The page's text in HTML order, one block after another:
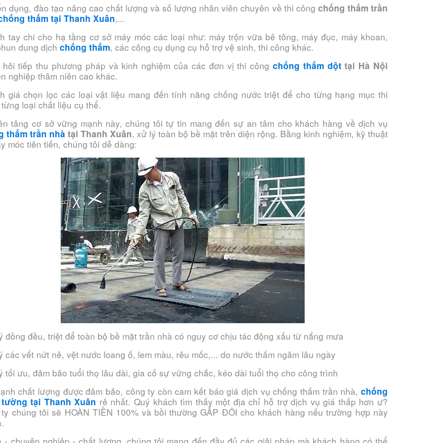
dụng, đào tạo nâng cao chất lượng và số lượng nhân viên chuyên về thi công chống thấm trần
thấm tại Thanh Xuân,...
tay chi cho hạ tầng cơ sở máy móc các loại như: máy trộn vữa bê tông, máy đục, máy khoan,
dung dịch chống thấm, các công cụ dụng cụ hỗ trợ vệ sinh, thi công khác.
tiếp thu phương pháp và kinh nghiệm của các đơn vị thi công chống thấm dộttại Hà Nội
nghiệp thâm niên cao khác.
giá chọn lọc các loại vật liệu mang đến tính năng chống nước triệt để cho từng hạng mục thi
loại chất liệu cụ thể.
tảng cơ sở vững mạnh này, chúng tôi tự tin mang đến sự an tâm cho khách hàng về dịch vụ
thấm trần nhà tại Thanh Xuân, xử lý toàn bộ bề mặt trên diện rộng. Bằng kinh nghiệm, kỹ thuật
móc tiên tiến, chúng tôi dễ dàng:
đồng đều, triệt để toàn bộ bề mặt trần nhà có nguy cơ chịu tác động xấu từ nắng mưa
các vết nứt nẻ, vệt nước loang ố, lem màu, rêu mốc,... do nước thấm ngâm lâu ngày
tối ưu, đảm bảo tuổi thọ lâu dài, gia cố sự vững chắc, kéo dài tuổi thọ cho công trình
chất lượng được đảm bảo, công ty còn cam kết báo giá dịch vụ chống thấm trần nhà, chống
tại Thanh Xuân rẻ nhất. Quý khách tìm thấy một địa chỉ hỗ trợ dịch vụ giá thấp hơn ư?
chúng tôi sẽ HOÀN TIỀN 100% và bồi thường GẤP ĐÔI cho khách hàng nếu trường hợp này